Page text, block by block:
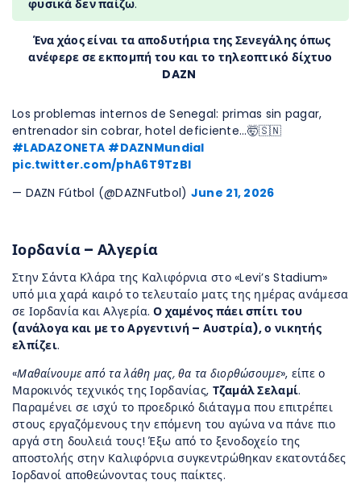
φυσικά δεν παίζω.
Ένα χάος είναι τα αποδυτήρια της Σενεγάλης όπως
ανέφερε σε εκπομπή του και το τηλεοπτικό δίχτυο
DAZN
Los problemas internos de Senegal: primas sin pagar,
entrenador sin cobrar, hotel deficiente...🤯🇸🇳
#LADAZONETA #DAZNMundial
pic.twitter.com/phA6T9TzBI
— DAZN Fútbol (@DAZNFutbol) June 21, 2026
Ιορδανία – Αλγερία
Στην Σάντα Κλάρα της Καλιφόρνια στο «Levi’s Stadium»
υπό μια χαρά καιρό το τελευταίο ματς της ημέρας ανάμεσα
σε Ιορδανία και Αλγερία. Ο χαμένος πάει σπίτι του
(ανάλογα και με το Αργεντινή – Αυστρία), ο νικητής
ελπίζει.
«Μαθαίνουμε από τα λάθη μας, θα τα διορθώσουμε», είπε ο
Μαροκινός τεχνικός της Ιορδανίας, Τζαμάλ Σελαμί.
Παραμένει σε ισχύ το προεδρικό διάταγμα που επιτρέπει
στους εργαζόμενους την επόμενη του αγώνα να πάνε πιο
αργά στη δουλειά τους! Έξω από το ξενοδοχείο της
αποστολής στην Καλιφόρνια συγκεντρώθηκαν εκατοντάδες
Ιορδανοί αποθεώνοντας τους παίκτες.